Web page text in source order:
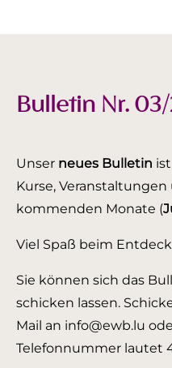
Bulletin Nr.
Unser neues Bulletin
Kurse,
kommenden Monate (
Viel Spaß beim
Sie können sich das
schicken lassen.
Mail an info@ewb.lu
Telefonnummer lautet